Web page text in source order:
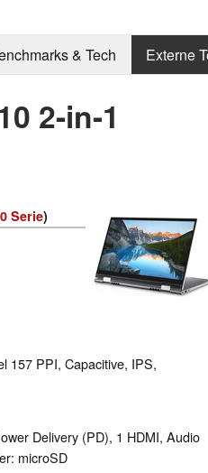
& Tech Externe
2-in-1
Serie)
157 PPI, Capacitive, IPS,
Delivery (PD), 1 HDMI, Audio
microSD